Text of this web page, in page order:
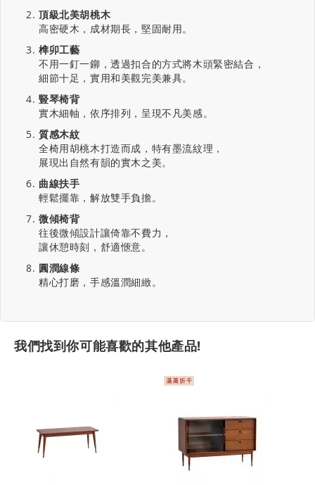
頂級北美胡桃木
高密硬木，成材期長，堅固耐用。
榫卯工藝
不用一釘一鉚，透過扣合的方式將木頭緊密結合，
細節十足，實用和美觀完美兼具。
豎琴椅背
實木細軸，依序排列，呈現不凡美感。
質感木紋
全椅用胡桃木打造而成，特有墨流紋理，
展現出自然有韻的實木之美。
曲線扶手
輕鬆擺靠，解放雙手負擔。
微傾椅背
往後微傾設計讓倚靠不費力，
讓休憩時刻，舒適愜意。
圓潤線條
精心打磨，手感溫潤細緻。
我們找到你可能喜歡的其他產品!